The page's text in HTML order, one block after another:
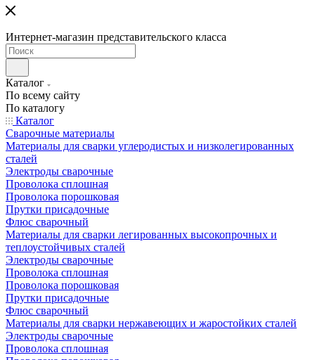
Интернет-магазин представительского класса
Каталог
По всему сайту
По каталогу
Каталог
Сварочные материалы
Материалы для сварки углеродистых и низколегированных
сталей
Электроды сварочные
Проволока сплошная
Проволока порошковая
Прутки присадочные
Флюс сварочный
Материалы для сварки легированных высокопрочных и
теплоустойчивых сталей
Электроды сварочные
Проволока сплошная
Проволока порошковая
Прутки присадочные
Флюс сварочный
Материалы для сварки нержавеющих и жаростойких сталей
Электроды сварочные
Проволока сплошная